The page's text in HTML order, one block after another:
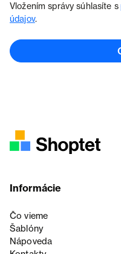
Vložením správy súhlasíte s
údajov.
Informácie
Čo vieme
Šablóny
Nápoveda